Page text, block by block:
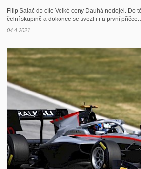
Filip Salač do cíle Velké ceny Dauhá nedojel. Do
čelní skupině a dokonce se svezl i na první
04.4.2021